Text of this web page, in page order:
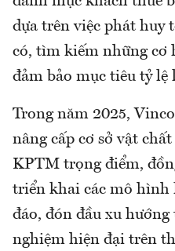
dựa trên việc phát huy
có, tìm kiếm những cơ
đảm bảo mục tiêu tỷ lệ
Trong năm 2025,
nâng cấp cơ sở vật
KPTM trọng điểm,
triển khai các mô hình
đáo, đón đầu xu
nghiệm hiện đại trên